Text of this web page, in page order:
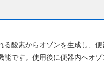
る酸素からオゾンを生成し、便
能です。使用後に便器内へオ